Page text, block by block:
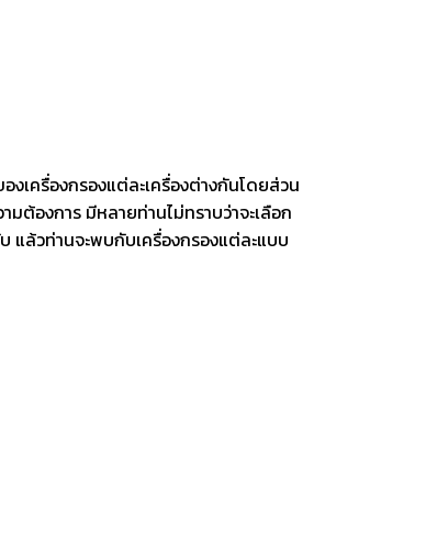
ครื่องกรองแต่ละเครื่องต่างกันโดยส่วน
มต้องการ มีหลายท่านไม่ทราบว่าจะเลือก
แล้วท่านจะพบกับเครื่องกรองแต่ละแบบ